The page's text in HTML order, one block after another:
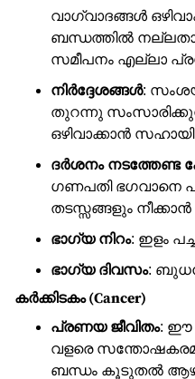
വാഗ്വാദങ്ങൾ
ബന്ധത്തിൽ
സമീപനം എല്ലാ
നിർദ്ദേശങ്ങൾ:
തുറന്നു
ഒഴിവാക്കാൻ
ദർശനം നടത്തേണ്ട
ഗണപതി ഭഗവാനെ
തടസ്സങ്ങളും
ഭാഗ്യ നിറം: ഇളം
ഭാഗ്യ ദിവസം:
കർക്കിടകം (Cancer)
പ്രണയ ജീവിതം: ഈ
വളരെ
ബന്ധം കൂടുതൽ